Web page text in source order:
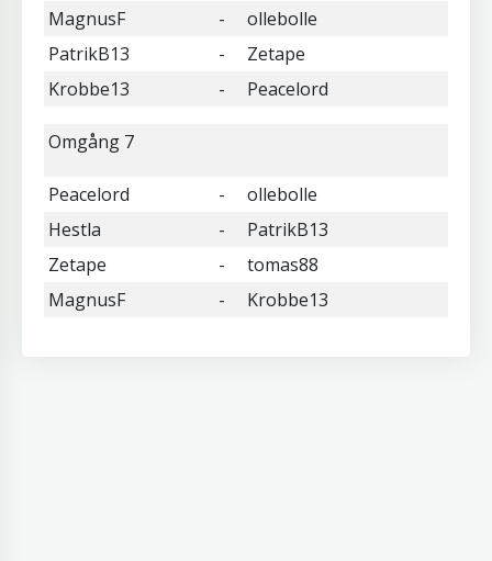
MagnusF
-
ollebolle
PatrikB13
-
Zetape
Krobbe13
- Peacelord
Omgång 7
Peacelord -
ollebolle
Hestla
-
PatrikB13
Zetape
-
tomas88
MagnusF
- Krobbe13